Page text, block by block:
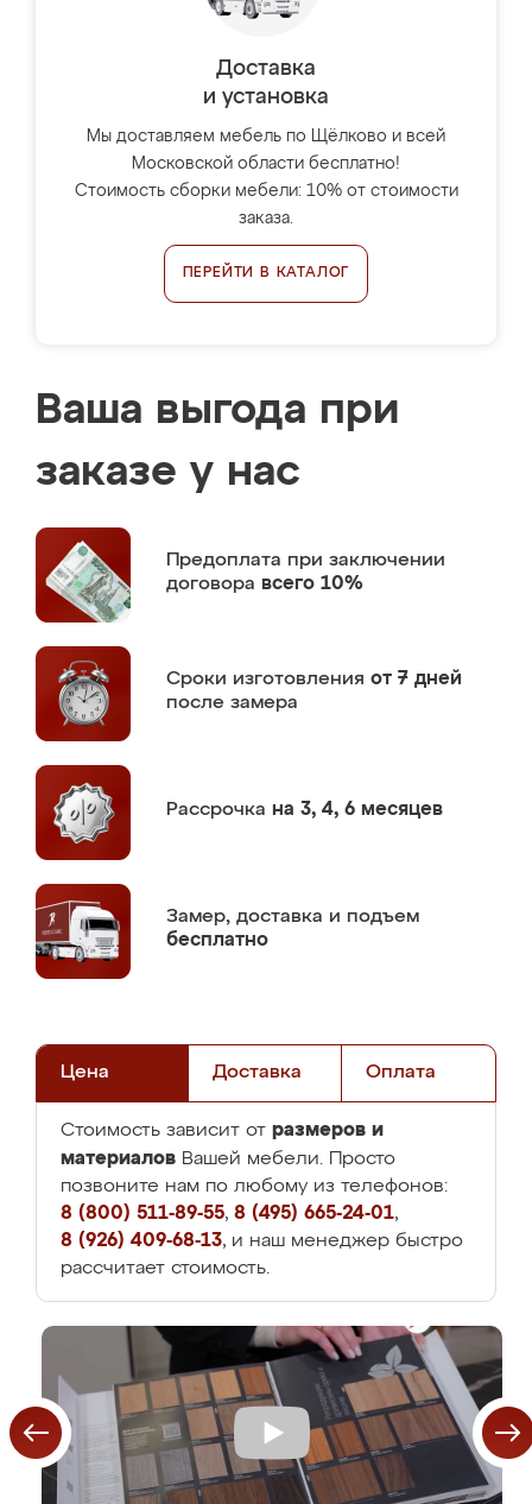
Доставка
и установка
Мы доставляем мебель по Щёлково и всей
Московской области бесплатно!
Стоимость сборки мебели: 10% от стоимости
заказа.
ПЕРЕЙТИ В КАТАЛОГ
Ваша выгода при
заказе у нас
Предоплата при заключении
договора всего 10%
Сроки изготовления от 7 дней
после замера
Рассрочка на 3, 4, 6 месяцев
Замер, доставка и подъем
бесплатно
Цена Доставка Оплата
Стоимость зависит от размеров и
материалов Вашей мебели. Просто
позвоните нам по любому из телефонов:
8 (800) 511-89-55, 8 (495) 665-24-01,
8 (926) 409-68-13, и наш менеджер быстро
рассчитает стоимость.